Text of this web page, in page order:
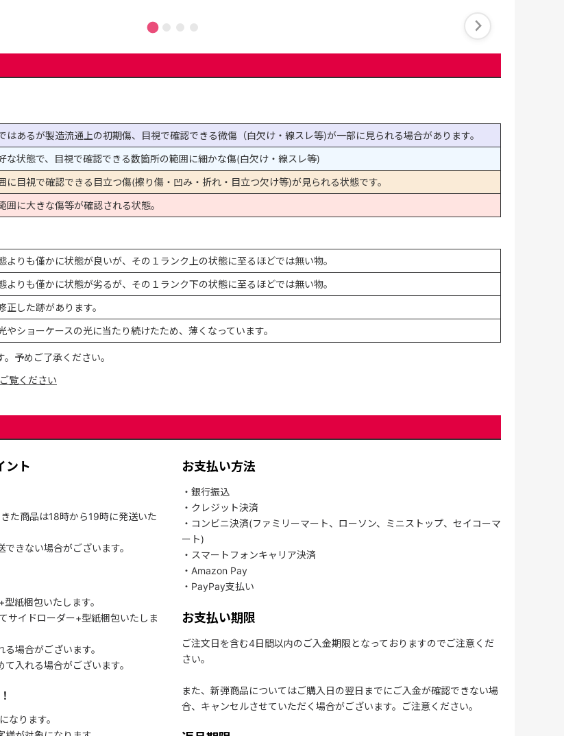
はあるが製造流通上の初期傷、目視で確認できる微傷（白欠け・線スレ等)が一部に見られる場合があります。
な状態で、目視で確認できる数箇所の範囲に細かな傷(白欠け・線スレ等)
に目視で確認できる目立つ傷(擦り傷・凹み・折れ・目立つ欠け等)が見られる状態です。
囲に大きな傷等が確認される状態。
よりも僅かに状態が良いが、その１ランク上の状態に至るほどでは無い物。
よりも僅かに状態が劣るが、その１ランク下の状態に至るほどでは無い物。
正した跡があります。
やショーケースの光に当たり続けたため、薄くなっています。
予めご了承ください。
覧ください
ント
た商品は18時から19時に発送いた
きない場合がございます。
紙梱包いたします。
サイドローダー+型紙梱包いたしま
場合がございます。
入れる場合がございます。
なります。
お支払い方法
・銀行振込
・クレジット決済
・コンビニ決済(ファミリーマート、ローソン、ミニストップ、セイコーマ
ート)
・スマートフォンキャリア決済
・Amazon Pay
・PayPay支払い
お支払い期限
ご注文日を含む4日間以内のご入金期限となっておりますのでご注意くだ
さい。
また、新弾商品についてはご購入日の翌日までにご入金が確認できない場
合、キャンセルさせていただく場合がございます。ご注意ください。